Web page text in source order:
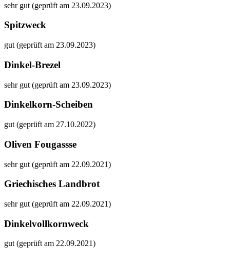
sehr gut (geprüft am 23.09.2023)
Spitzweck
gut (geprüft am 23.09.2023)
Dinkel-Brezel
sehr gut (geprüft am 23.09.2023)
Dinkelkorn-Scheiben
gut (geprüft am 27.10.2022)
Oliven Fougassse
sehr gut (geprüft am 22.09.2021)
Griechisches Landbrot
sehr gut (geprüft am 22.09.2021)
Dinkelvollkornweck
gut (geprüft am 22.09.2021)